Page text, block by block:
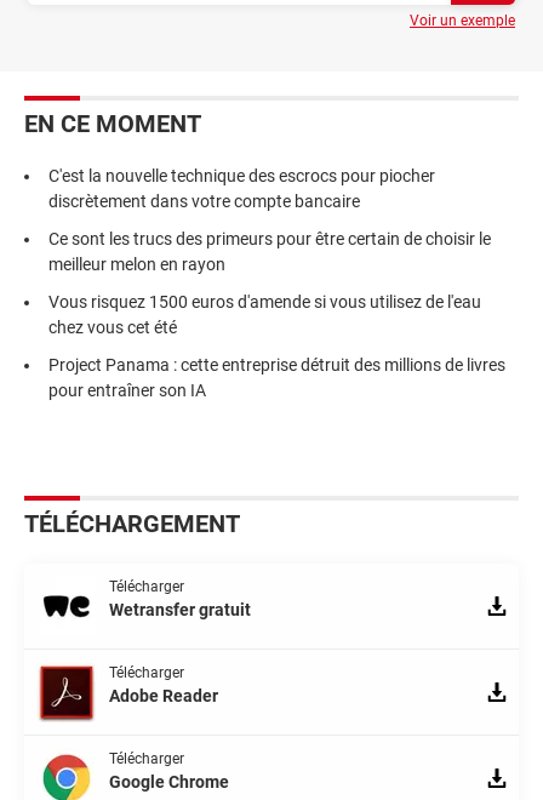
Voir un exemple
EN CE MOMENT
C'est la nouvelle technique des escrocs pour piocher
discrètement dans votre compte bancaire
Ce sont les trucs des primeurs pour être certain de choisir le
meilleur melon en rayon
Vous risquez 1500 euros d'amende si vous utilisez de l'eau
chez vous cet été
Project Panama : cette entreprise détruit des millions de livres
pour entraîner son IA
TÉLÉCHARGEMENT
Télécharger
Wetransfer gratuit
Télécharger
Adobe Reader
Télécharger
Google Chrome